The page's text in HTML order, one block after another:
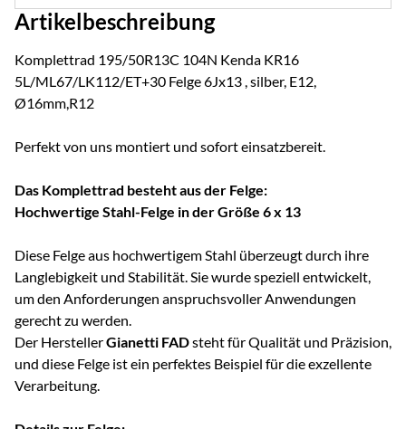
Artikelbeschreibung
Komplettrad 195/50R13C 104N Kenda KR16
5L/ML67/LK112/ET+30 Felge 6Jx13 , silber, E12,
Ø16mm,R12
Perfekt von uns montiert und sofort einsatzbereit.
Das Komplettrad besteht aus der Felge:
Hochwertige Stahl-Felge in der Größe 6 x 13
Diese Felge aus hochwertigem Stahl überzeugt durch ihre
Langlebigkeit und Stabilität. Sie wurde speziell entwickelt,
um den Anforderungen anspruchsvoller Anwendungen
gerecht zu werden.
Der HerstellerGianetti FADsteht für Qualität und Präzision,
und diese Felge ist ein perfektes Beispiel für die exzellente
Verarbeitung.